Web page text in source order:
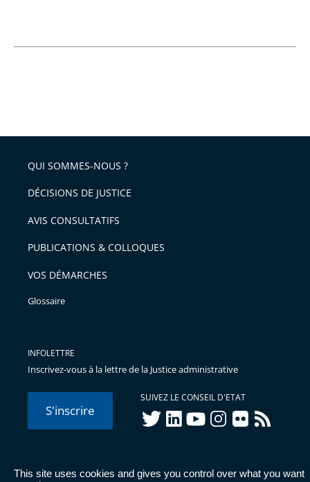
This site uses cookies and gives you control over what you want
QUI SOMMES-NOUS ?
DÉCISIONS DE JUSTICE
AVIS CONSULTATIFS
PUBLICATIONS & COLLOQUES
VOS DÉMARCHES
Glossaire
INFOLETTRE
Inscrivez-vous à la lettre de la Justice administrative
S'inscrire
SUIVEZ LE CONSEIL D'ETAT
twitterlinkedInyoutubeinstagram
flickr rss